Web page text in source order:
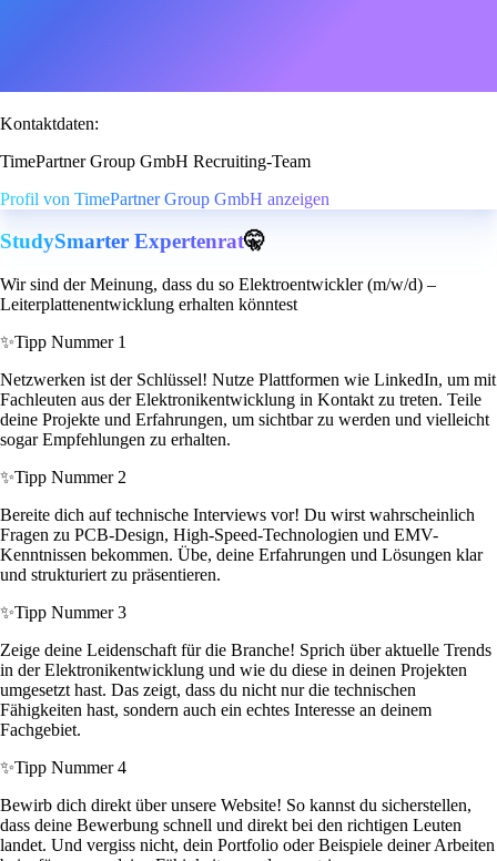
Kontaktdaten:
TimePartner Group GmbH Recruiting-Team
Profil von TimePartner Group GmbH anzeigen
StudySmarter Expertenrat🤫
Wir sind der Meinung, dass du so Elektroentwickler (m/w/d) –
Leiterplattenentwicklung erhalten könntest
✨Tipp Nummer 1
Netzwerken ist der Schlüssel! Nutze Plattformen wie LinkedIn, um mit
Fachleuten aus der Elektronikentwicklung in Kontakt zu treten. Teile
deine Projekte und Erfahrungen, um sichtbar zu werden und vielleicht
sogar Empfehlungen zu erhalten.
✨Tipp Nummer 2
Bereite dich auf technische Interviews vor! Du wirst wahrscheinlich
Fragen zu PCB-Design, High-Speed-Technologien und EMV-
Kenntnissen bekommen. Übe, deine Erfahrungen und Lösungen klar
und strukturiert zu präsentieren.
✨Tipp Nummer 3
Zeige deine Leidenschaft für die Branche! Sprich über aktuelle Trends
in der Elektronikentwicklung und wie du diese in deinen Projekten
umgesetzt hast. Das zeigt, dass du nicht nur die technischen
Fähigkeiten hast, sondern auch ein echtes Interesse an deinem
Fachgebiet.
✨Tipp Nummer 4
Bewirb dich direkt über unsere Website! So kannst du sicherstellen,
dass deine Bewerbung schnell und direkt bei den richtigen Leuten
landet. Und vergiss nicht, dein Portfolio oder Beispiele deiner Arbeiten